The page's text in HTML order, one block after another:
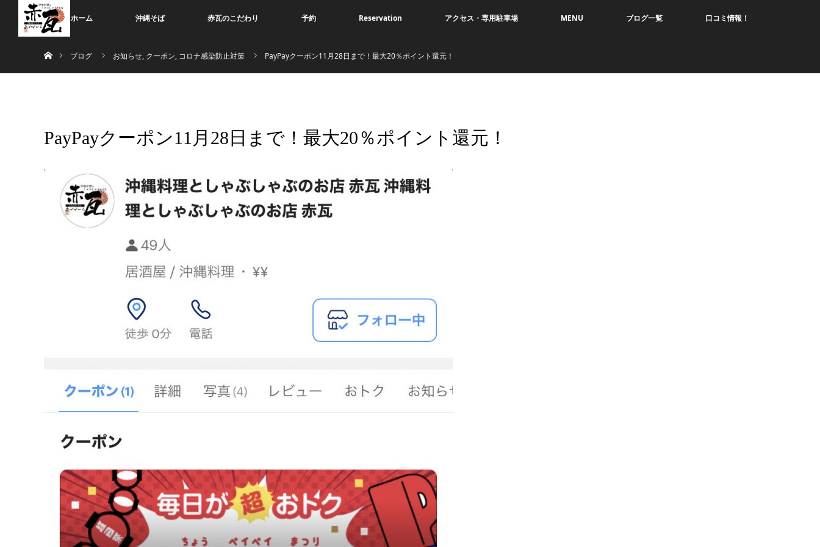
ホーム 沖縄そば 赤瓦のこだわり 予約 Reservation アクセス・専用駐車場 MENU ブログ一覧 口コミ情報！
ブログ
お知らせ, クーポン, コロナ感染防止対策 PayPayクーポン11月28日まで！最大20％ポイント還元！
PayPayクーポン11月28日まで！最大20％ポイント還元！